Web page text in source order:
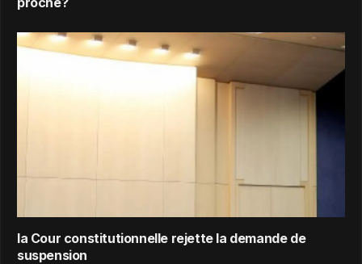
la Cour constitutionnelle rejette la demande de
suspension